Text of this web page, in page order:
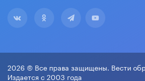
2026 © Все права защищены. Вести
Издается с 2003 года